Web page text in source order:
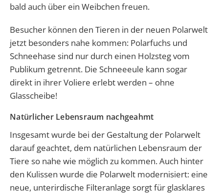
bald auch über ein Weibchen freuen.
Besucher können den Tieren in der neuen Polarwelt
jetzt besonders nahe kommen: Polarfuchs und
Schneehase sind nur durch einen Holzsteg vom
Publikum getrennt. Die Schneeeule kann sogar
direkt in ihrer Voliere erlebt werden – ohne
Glasscheibe!
Natürlicher Lebensraum nachgeahmt
Insgesamt wurde bei der Gestaltung der Polarwelt
darauf geachtet, dem natürlichen Lebensraum der
Tiere so nahe wie möglich zu kommen. Auch hinter
den Kulissen wurde die Polarwelt modernisiert: eine
neue, unterirdische Filteranlage sorgt für glasklares